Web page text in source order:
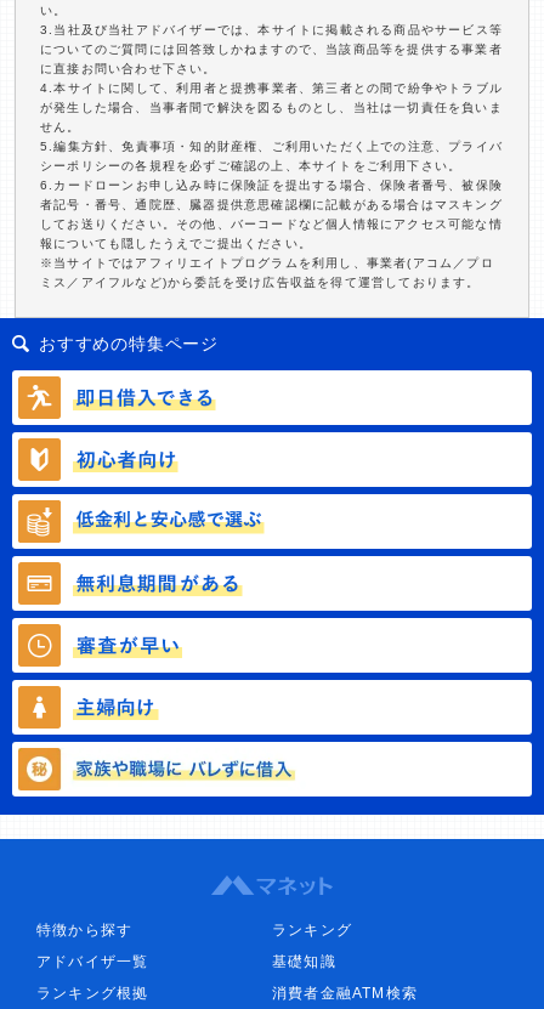
い。
3.当社及び当社アドバイザーでは、本サイトに掲載される商品やサービス等
についてのご質問には回答致しかねますので、当該商品等を提供する事業者
に直接お問い合わせ下さい。
4.本サイトに関して、利用者と提携事業者、第三者との間で紛争やトラブル
が発生した場合、当事者間で解決を図るものとし、当社は一切責任を負いま
せん。
5.編集方針、免責事項・知的財産権、ご利用いただく上での注意、プライバ
シーポリシーの各規程を必ずご確認の上、本サイトをご利用下さい。
6.カードローンお申し込み時に保険証を提出する場合、保険者番号、被保険
者記号・番号、通院歴、臓器提供意思確認欄に記載がある場合はマスキング
してお送りください。その他、バーコードなど個人情報にアクセス可能な情
報についても隠したうえでご提出ください。
※当サイトではアフィリエイトプログラムを利用し、事業者(アコム／プロ
ミス／アイフルなど)から委託を受け広告収益を得て運営しております。
おすすめの特集ページ
特徴から探す
ランキング
アドバイザ一覧
基礎知識
ランキング根拠
消費者金融ATM検索